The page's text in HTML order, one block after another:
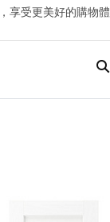
享受更美好的購物體